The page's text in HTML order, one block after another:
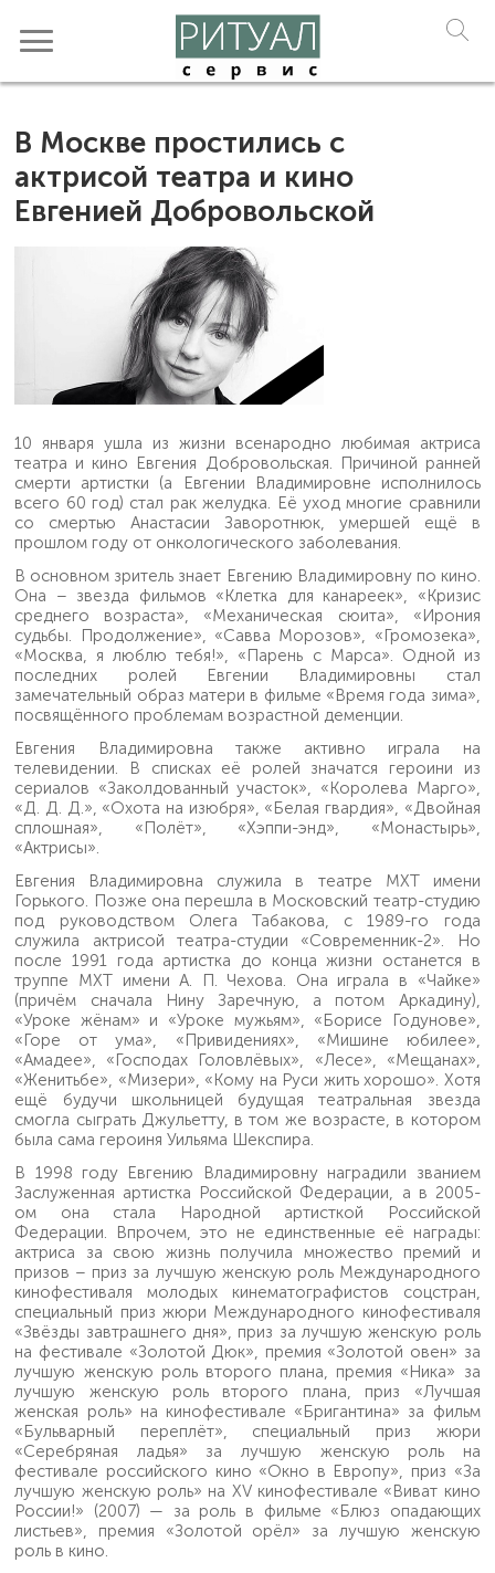
В Москве простились с
актрисой театра и кино
Евгенией Добровольской
10 января ушла из жизни всенародно любимая актриса
театра и кино Евгения Добровольская. Причиной ранней
смерти артистки (а Евгении Владимировне исполнилось
всего 60 год) стал рак желудка. Её уход многие сравнили
со смертью Анастасии Заворотнюк, умершей ещё в
прошлом году от онкологического заболевания.
В основном зритель знает Евгению Владимировну по кино.
Она – звезда фильмов «Клетка для канареек», «Кризис
среднего возраста», «Механическая сюита», «Ирония
судьбы. Продолжение», «Савва Морозов», «Громозека»,
«Москва, я люблю тебя!», «Парень с Марса». Одной из
последних ролей Евгении Владимировны стал
замечательный образ матери в фильме «Время года зима»,
посвящённого проблемам возрастной деменции.
Евгения Владимировна также активно играла на
телевидении. В списках её ролей значатся героини из
сериалов «Заколдованный участок», «Королева Марго»,
«Д. Д. Д.», «Охота на изюбря», «Белая гвардия», «Двойная
сплошная», «Полёт», «Хэппи-энд», «Монастырь»,
«Актрисы».
Евгения Владимировна служила в театре МХТ имени
Горького. Позже она перешла в Московский театр-студию
под руководством Олега Табакова, с 1989-го года
служила актрисой театра-студии «Современник-2». Но
после 1991 года артистка до конца жизни останется в
труппе МХТ имени А. П. Чехова. Она играла в «Чайке»
(причём сначала Нину Заречную, а потом Аркадину),
«Уроке жёнам» и «Уроке мужьям», «Борисе Годунове»,
«Горе от ума», «Привидениях», «Мишине юбилее»,
«Амадее», «Господах Головлёвых», «Лесе», «Мещанах»,
«Женитьбе», «Мизери», «Кому на Руси жить хорошо». Хотя
ещё будучи школьницей будущая театральная звезда
смогла сыграть Джульетту, в том же возрасте, в котором
была сама героиня Уильяма Шекспира.
В 1998 году Евгению Владимировну наградили званием
Заслуженная артистка Российской Федерации, а в 2005-
ом она стала Народной артисткой Российской
Федерации. Впрочем, это не единственные её награды:
актриса за свою жизнь получила множество премий и
призов – приз за лучшую женскую роль Международного
кинофестиваля молодых кинематографистов соцстран,
специальный приз жюри Международного кинофестиваля
«Звёзды завтрашнего дня», приз за лучшую женскую роль
на фестивале «Золотой Дюк», премия «Золотой овен» за
лучшую женскую роль второго плана, премия «Ника» за
лучшую женскую роль второго плана, приз «Лучшая
женская роль» на кинофестивале «Бригантина» за фильм
«Бульварный переплёт», специальный приз жюри
«Серебряная ладья» за лучшую женскую роль на
фестивале российского кино «Окно в Европу», приз «За
лучшую женскую роль» на XV кинофестивале «Виват кино
России!» (2007) — за роль в фильме «Блюз опадающих
листьев», премия «Золотой орёл» за лучшую женскую
роль в кино.